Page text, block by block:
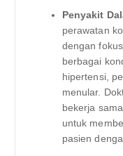
Penyakit
perawatan
dengan
berbagai
hipertensi,
menular.
bekerja
untuk
pasien